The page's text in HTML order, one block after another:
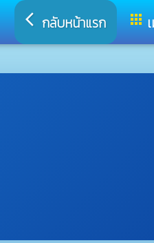
arrow_back_ios กลับหน้าแรก apps